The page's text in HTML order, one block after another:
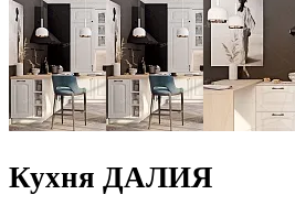
Кухня ДАЛИЯ